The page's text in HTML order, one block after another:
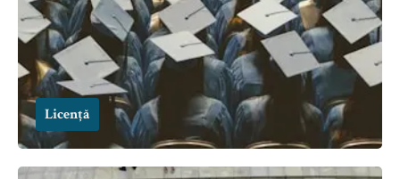
Licență